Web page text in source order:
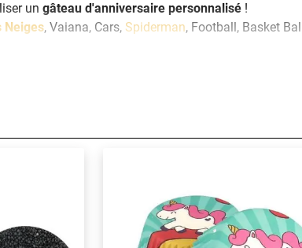
un gâteau d'anniversaire personnalisé !
Neiges, Vaiana, Cars, Spiderman, Football, Basket